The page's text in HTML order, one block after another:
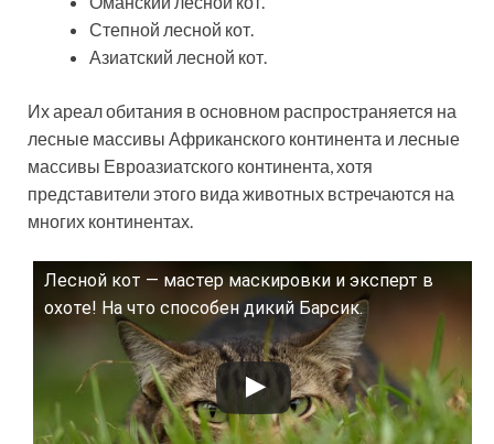
Степной лесной кот.
Азиатский лесной кот.
Их ареал обитания в основном распространяется на
лесные массивы Африканского континента и лесные
массивы Евроазиатского континента, хотя
представители этого вида животных встречаются на
многих континентах.
Лесной кот — мастер маскировки и эксперт в
охоте! На что способен дикий Барсик.
Смотрите это видео на YouTube